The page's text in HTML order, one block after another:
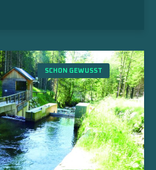
SCHON GEWUSST